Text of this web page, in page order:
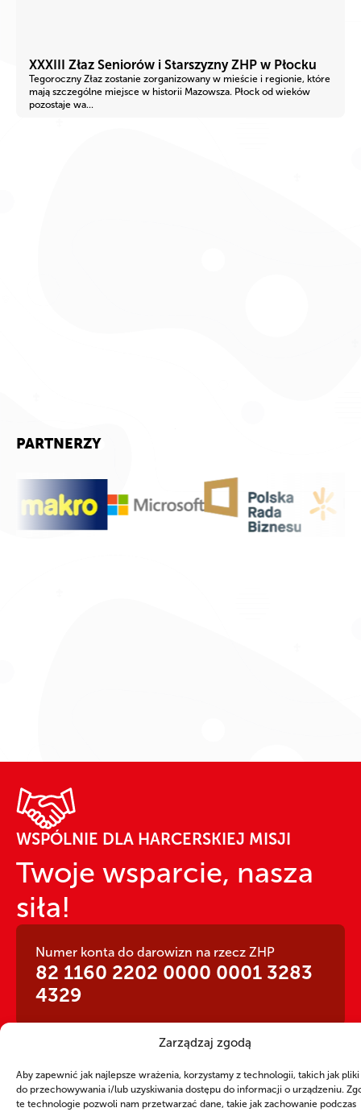
Zarządzaj zgodą
Aby zapewnić jak najlepsze wrażenia, korzystamy z technologii, takich jak
do przechowywania i/lub uzyskiwania dostępu do informacji o urządzeniu.
te technologie pozwoli nam przetwarzać dane, takie jak zachowanie podczas
XXXIII Złaz Seniorów i Starszyzny ZHP w Płocku
Tegoroczny Złaz zostanie zorganizowany w mieście i regionie, które
mają szczególne miejsce w historii Mazowsza. Płock od wieków
pozostaje wa...
PARTNERZY
WSPÓLNIE DLA HARCERSKIEJ MISJI
Twoje wsparcie, nasza
siła!
Numer konta do darowizn na rzecz ZHP
82 1160 2202 0000 0001 3283
4329
CZY WIESZ, ŻE...